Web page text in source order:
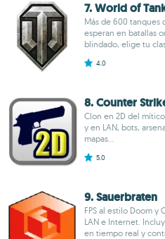
7. World of
Más de 600 tanques
esperan en batallas
blindado, elige tu
4.0
8. Counter
Clon en 2D del
y en LAN, bots,
mapas...
5.0
9. Sauerbraten
FPS al estilo Doom
LAN e Internet.
en tiempo real y